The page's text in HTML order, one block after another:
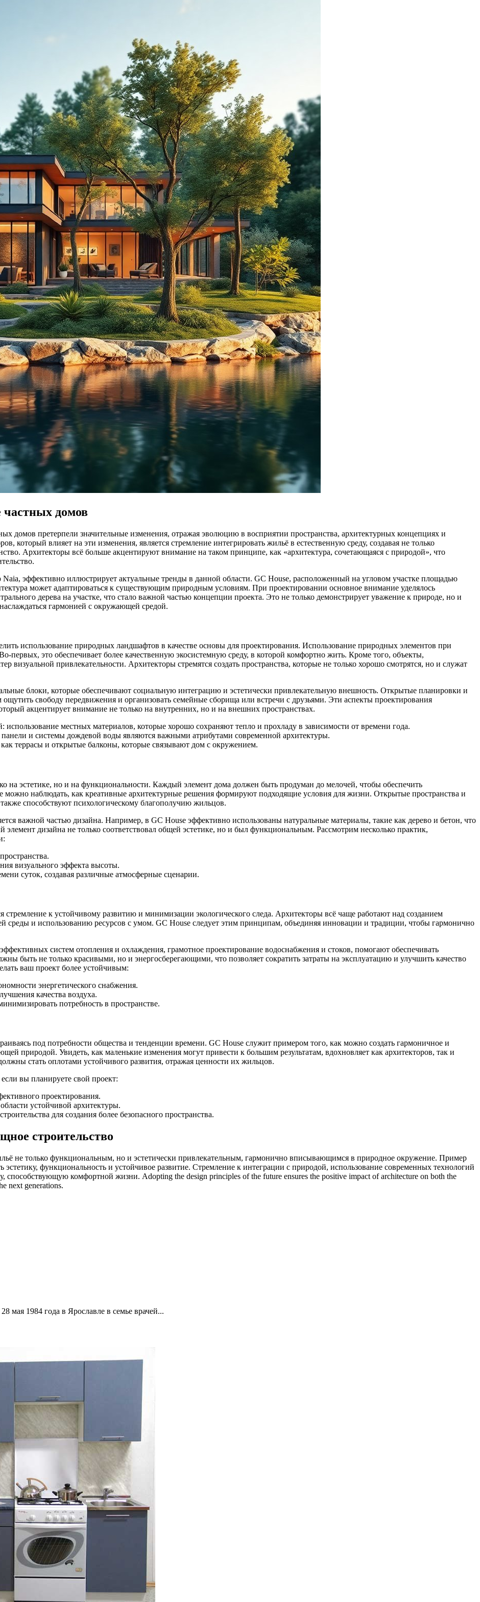
частных домов
домов претерпели значительные изменения, отражая эволюцию в восприятии пространства, архитектурных концепциях и
который влияет на эти изменения, является стремление интегрировать жильё в естественную среду, создавая не только
Архитекторы всё больше акцентируют внимание на таком принципе, как «архитектура, сочетающаяся с природой», что
эффективно иллюстрирует актуальные тренды в данной области. GC House, расположенный на угловом участке площадью
может адаптироваться к существующим природным условиям. При проектировании основное внимание уделялось
дерева на участке, что стало важной частью концепции проекта. Это не только демонстрирует уважение к природе, но и
гармонией с окружающей средой.
использование природных ландшафтов в качестве основы для проектирования. Использование природных элементов при
первых, это обеспечивает более качественную экосистемную среду, в которой комфортно жить. Кроме того, объекты,
привлекательности. Архитекторы стремятся создать пространства, которые не только хорошо смотрятся, но и служат
блоки, которые обеспечивают социальную интеграцию и эстетически привлекательную внешность. Открытые планировки и
свободу передвижения и организовать семейные сборища или встречи с друзьями. Эти аспекты проектирования
акцентирует внимание не только на внутренних, но и на внешних пространствах.
использование местных материалов, которые хорошо сохраняют тепло и прохладу в зависимости от времени года.
и системы дождевой воды являются важными атрибутами современной архитектуры.
террасы и открытые балконы, которые связывают дом с окружением.
на эстетике, но и на функциональности. Каждый элемент дома должен быть продуман до мелочей, чтобы обеспечить
наблюдать, как креативные архитектурные решения формируют подходящие условия для жизни. Открытые пространства и
способствуют психологическому благополучию жильцов.
важной частью дизайна. Например, в GC House эффективно использованы натуральные материалы, такие как дерево и бетон, что
дизайна не только соответствовал общей эстетике, но и был функциональным. Рассмотрим несколько практик,
визуального эффекта высоты.
суток, создавая различные атмосферные сценарии.
к устойчивому развитию и минимизации экологического следа. Архитекторы всё чаще работают над созданием
среды и использованию ресурсов с умом. GC House следует этим принципам, объединяя инновации и традиции, чтобы гармонично
систем отопления и охлаждения, грамотное проектирование водоснабжения и стоков, помогают обеспечивать
быть не только красивыми, но и энергосберегающими, что позволяет сократить затраты на эксплуатацию и улучшить качество
ваш проект более устойчивым:
энергетического снабжения.
качества воздуха.
потребность в пространстве.
под потребности общества и тенденции времени. GC House служит примером того, как можно создать гармоничное и
природой. Увидеть, как маленькие изменения могут привести к большим результатам, вдохновляет как архитекторов, так и
стать оплотами устойчивого развития, отражая ценности их жильцов.
вы планируете свой проект:
проектирования.
устойчивой архитектуры.
для создания более безопасного пространства.
строительство
не только функциональным, но и эстетически привлекательным, гармонично вписывающимся в природное окружение. Пример
функциональность и устойчивое развитие. Стремление к интеграции с природой, использование современных технологий
способствующую комфортной жизни. Adopting the design principles of the future ensures the positive impact of architecture on both the
next generations.
мая 1984 года в Ярославле в семье врачей...